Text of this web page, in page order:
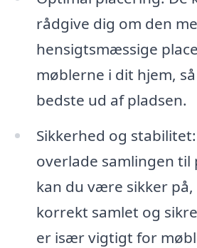
rådgive dig om den
hensigtsmæssige
møblerne i dit hjem,
bedste ud af pladsen.
Sikkerhed og
overlade samlingen til
kan du være sikker
korrekt samlet og
er især vigtigt for